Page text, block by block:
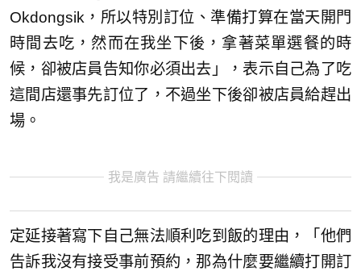
Okdongsik，所以特別訂位、準備打算在當天開門
時間去吃，然而在我坐下後，拿著菜單選餐的時
候，卻被店員告知你必須出去」，表示自己為了吃
這間店還事先訂位了，不過坐下後卻被店員給趕出
場。
我是廣告 請繼續往下閱讀
定延接著寫下自己無法順利吃到飯的理由，「他們
告訴我沒有接受事前預約，那為什麼要繼續打開訂